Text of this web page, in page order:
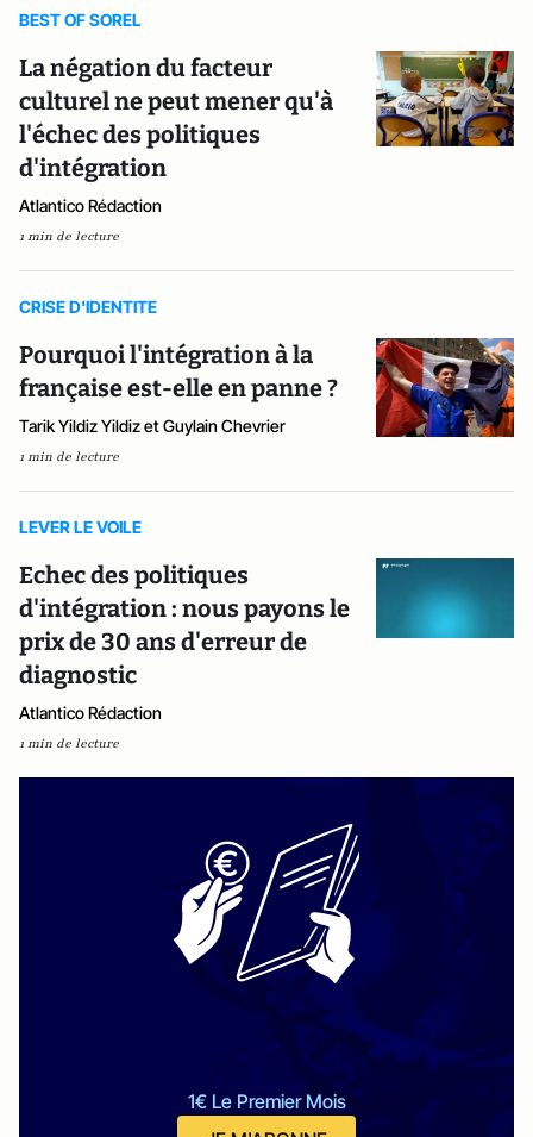
BEST OF SOREL
La négation du facteur
culturel ne peut mener qu'à
l'échec des politiques
d'intégration
Atlantico Rédaction
1 min de lecture
CRISE D'IDENTITE
Pourquoi l'intégration à la
française est-elle en panne ?
Tarik Yildiz Yildiz et Guylain Chevrier
1 min de lecture
LEVER LE VOILE
Echec des politiques
d'intégration : nous payons le
prix de 30 ans d'erreur de
diagnostic
Atlantico Rédaction
1 min de lecture
1€ Le Premier Mois